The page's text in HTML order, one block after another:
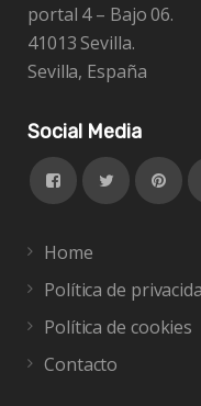
portal 4 – Bajo 06.
41013 Sevilla.
Sevilla, España
Social Media
Home
Política de
Política de cookies
Contacto